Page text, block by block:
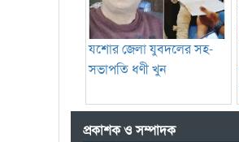
যশোর জেলা যুবদলের সহ-
সভাপতি ধণী খুন
প্রকাশক ও সম্পাদক